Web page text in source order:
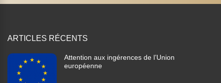
ARTICLES RÉCENTS
Attention aux ingérences de l’Union
européenne